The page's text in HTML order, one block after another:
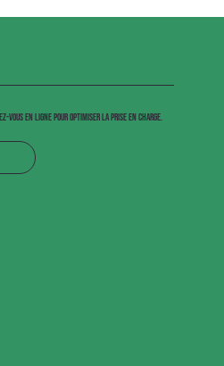
vous en ligne pour optimiser la prise en charge.